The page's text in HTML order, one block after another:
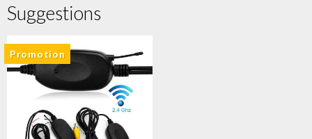
Suggestions
Promotion